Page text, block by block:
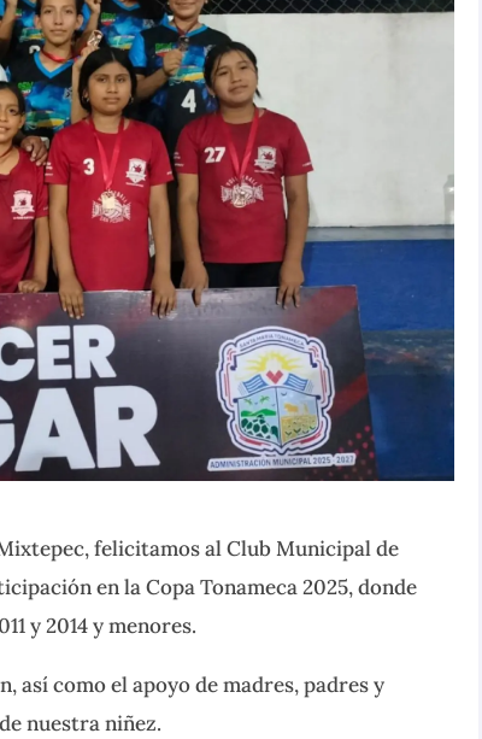
felicitamos al Club Municipal de
en la Copa Tonameca 2025, donde
y 2014 y menores.
así como el apoyo de madres, padres y
nuestra niñez.